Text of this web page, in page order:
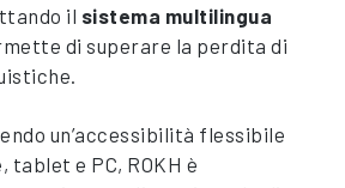
il sistema multilingua
di superare la perdita di
un’accessibilità flessibile
tablet e PC, ROKH è